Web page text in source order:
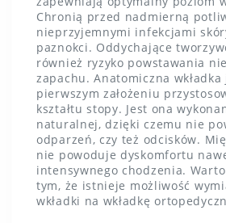
Chronią przed nadmierną
nieprzyjemnymi infekcjami
paznokci. Oddychające
również ryzyko powstawania
zapachu. Anatomiczna
pierwszym założeniu
kształtu stopy. Jest ona
naturalnej, dzięki czemu nie
odparzeń, czy też odcisków.
nie powoduje dyskomfortu
intensywnego chodzenia.
tym, że istnieje możliwość
wkładki na wkładkę